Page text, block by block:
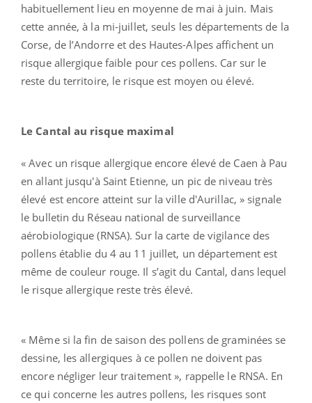
habituellement lieu en moyenne de mai à juin. Mais
cette année, à la mi-juillet, seuls les départements de la
Corse, de l’Andorre et des Hautes-Alpes affichent un
risque allergique faible pour ces pollens. Car sur le
reste du territoire, le risque est moyen ou élevé.
Le Cantal au risque maximal
« Avec un risque allergique encore élevé de Caen à Pau
en allant jusqu'à Saint Etienne, un pic de niveau très
élevé est encore atteint sur la ville d'Aurillac, » signale
le bulletin du Réseau national de surveillance
aérobiologique (RNSA). Sur la carte de vigilance des
pollens établie du 4 au 11 juillet, un département est
même de couleur rouge. Il s’agit du Cantal, dans lequel
le risque allergique reste très élevé.
« Même si la fin de saison des pollens de graminées se
dessine, les allergiques à ce pollen ne doivent pas
encore négliger leur traitement », rappelle le RNSA. En
ce qui concerne les autres pollens, les risques sont